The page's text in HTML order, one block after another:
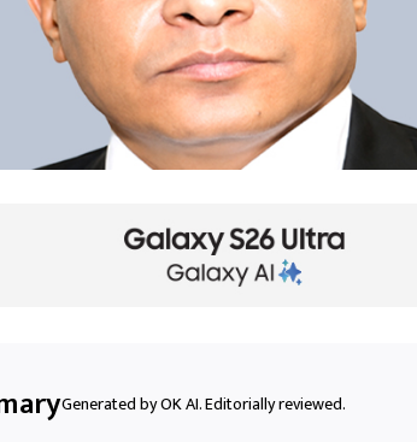
Generated by OK AI. Editorially reviewed.